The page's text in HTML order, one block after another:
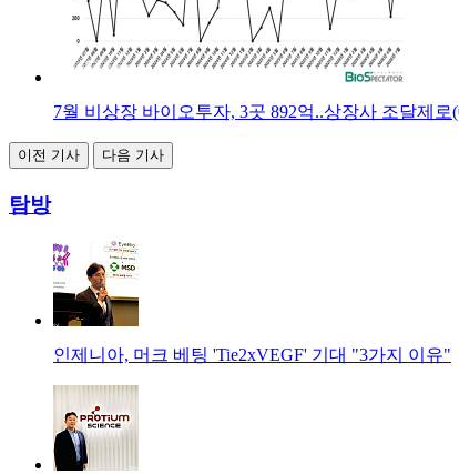
7월 비상장 바이오투자, 3곳 892억..상장사 조달제로
이전 기사 다음 기사
탐방
인제니아, 머크 베팅 'Tie2xVEGF' 기대 "3가지 이유"